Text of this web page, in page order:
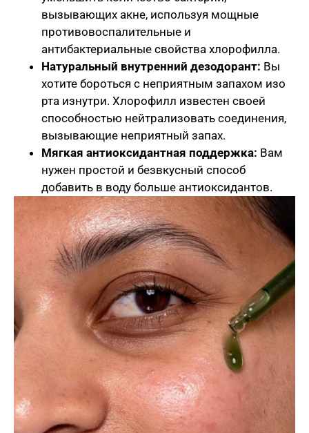
вызывающих акне, используя мощные
противовоспалительные и
антибактериальные свойства хлорофилла.
Натуральный внутренний дезодорант: Вы
хотите бороться с неприятным запахом изо
рта изнутри. Хлорофилл известен своей
способностью нейтрализовать соединения,
вызывающие неприятный запах.
Мягкая антиоксидантная поддержка: Вам
нужен простой и безвкусный способ
добавить в воду больше антиоксидантов.